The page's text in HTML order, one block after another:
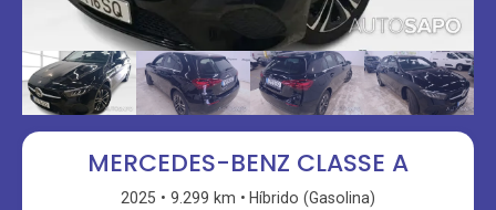
MERCEDES-BENZ CLASSE A
2025 9.299 km
Híbrido (Gasolina)